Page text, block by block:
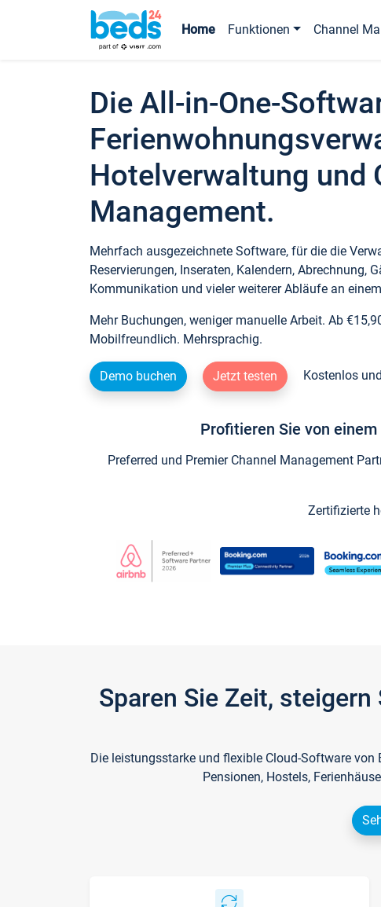
Home Funktionen Channel
Die All-in-One-
Hotelverwaltung und
Management.
Mehrfach ausgezeichnete Software, für die die
Reservierungen, Inseraten, Kalendern, Abrechnung,
Kommunikation und vieler weiterer Abläufe an
Mehr Buchungen, weniger manuelle Arbeit. Ab
Mobilfreundlich. Mehrsprachig.
Demo buchen Jetzt testen Kostenlos
Profitieren Sie von
Preferred und Premier Channel Management
Zertifizierte
Sparen Sie Zeit,
Die leistungsstarke und flexible Cloud-Software
Pensionen, Hostels,